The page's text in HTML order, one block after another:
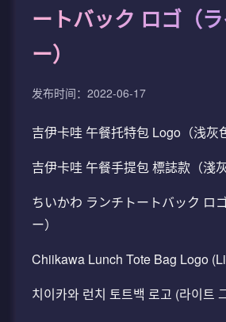
ートバック ロゴ（
ー）
发布时间：2022-06-17
吉伊卡哇 午餐托特包 Logo（浅灰
吉伊卡哇 午餐手提包 標誌款（淺灰
ちいかわ ランチトートバック ロ
ー）
Chiikawa Lunch Tote Bag Logo
치이카와 런치 토트백 로고 (라이트